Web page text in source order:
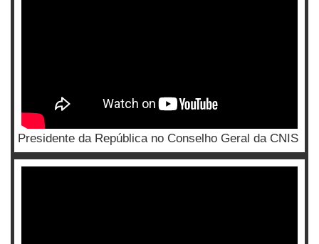
Presidente da República no Conselho Geral da CNIS